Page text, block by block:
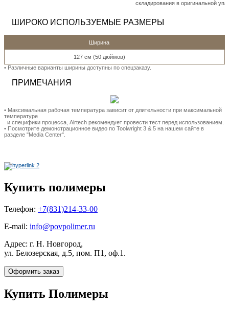
складирования в оригинальной
ШИРОКО ИСПОЛЬЗУЕМЫЕ РАЗМЕРЫ
Ширина
127 см (50 дюймов)
• Pазличные варианты ширины доступны по спецзаказу.
ПРИМЕЧАНИЯ
• Максимальная рабочая температура зависит от длительности при максимальной
температуре
и специфики процесса, Airtech рекомендует провести тест перед использованием.
• Посмотрите демонстрационное видео по Toolwright 3 & 5 на нашем сайте в
разделе "Media Center".
Купить полимеры
Телефон: +7(831)214-33-00
E-mail: info@povpolimer.ru
Адрес: г. Н. Новгород,
ул. Белозерская, д.5, пом. П1, оф.1.
Оформить заказ
Купить Полимеры